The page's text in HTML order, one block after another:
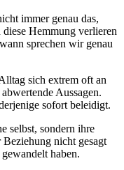
immer genau das,
Hemmung verlieren
sprechen wir genau
sich extrem oft an
Aussagen.
sofort beleidigt.
selbst, sondern ihre
nicht gesagt
haben.